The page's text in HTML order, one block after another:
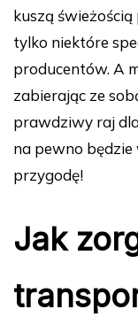
kuszą
tylko niektóre
producentów. A
zabierając ze
prawdziwy raj
na pewno
przygodę!
Jak